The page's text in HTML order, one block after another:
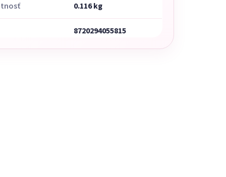
0.116 kg
8720294055815